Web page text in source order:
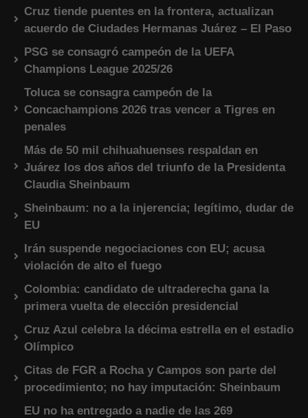
Cruz tiende puentes en la frontera, actualizan
acuerdo de Ciudades Hermanas Juárez – El Paso
PSG se consagró campeón de la UEFA
Champions League 2025/26
Toluca se consagra campeón de la
Concachampions 2026 tras vencer a Tigres en
penales
Más de 50 mil chihuahuenses respaldan en
Juárez los dos años del triunfo de la Presidenta
Claudia Sheinbaum
Sheinbaum: no a la injerencia; legítimo, dudar de
EU
Irán suspende negociaciones con EU; acusa
violación de alto el fuego
Colombia: candidato de ultraderecha gana la
primera vuelta de elección presidencial
Cruz Azul celebra la décima estrella en el estadio
Olímpico
Citas de FGR a Rocha y Campos son parte del
procedimiento; no hay imputación: Sheinbaum
EU no ha entregado a nadie de las 269